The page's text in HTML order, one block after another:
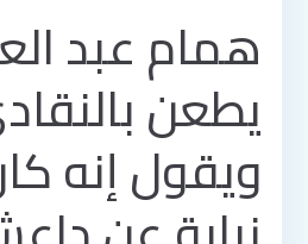
همام عبد
يطعن
ويقول إنه